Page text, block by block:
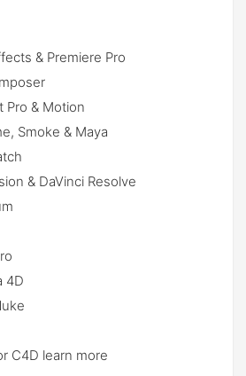
& Premiere Pro
Pro & Motion
Smoke & Maya
& DaVinci Resolve
4D
C4D learn more